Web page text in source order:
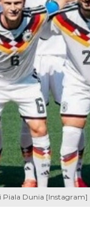
Piala Dunia [Instagram]